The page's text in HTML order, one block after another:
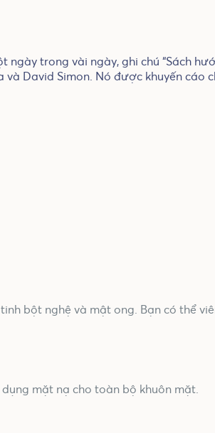
trong vài ngày, ghi chú “Sách
David Simon. Nó được khuyến cáo
bột nghệ và mật ong. Bạn có thể
mặt nạ cho toàn bộ khuôn mặt.